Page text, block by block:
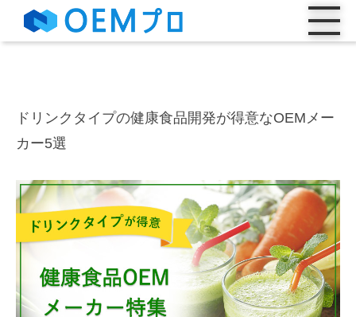
ドリンクタイプの健康食品開発が得意なOEMメー
カー5選